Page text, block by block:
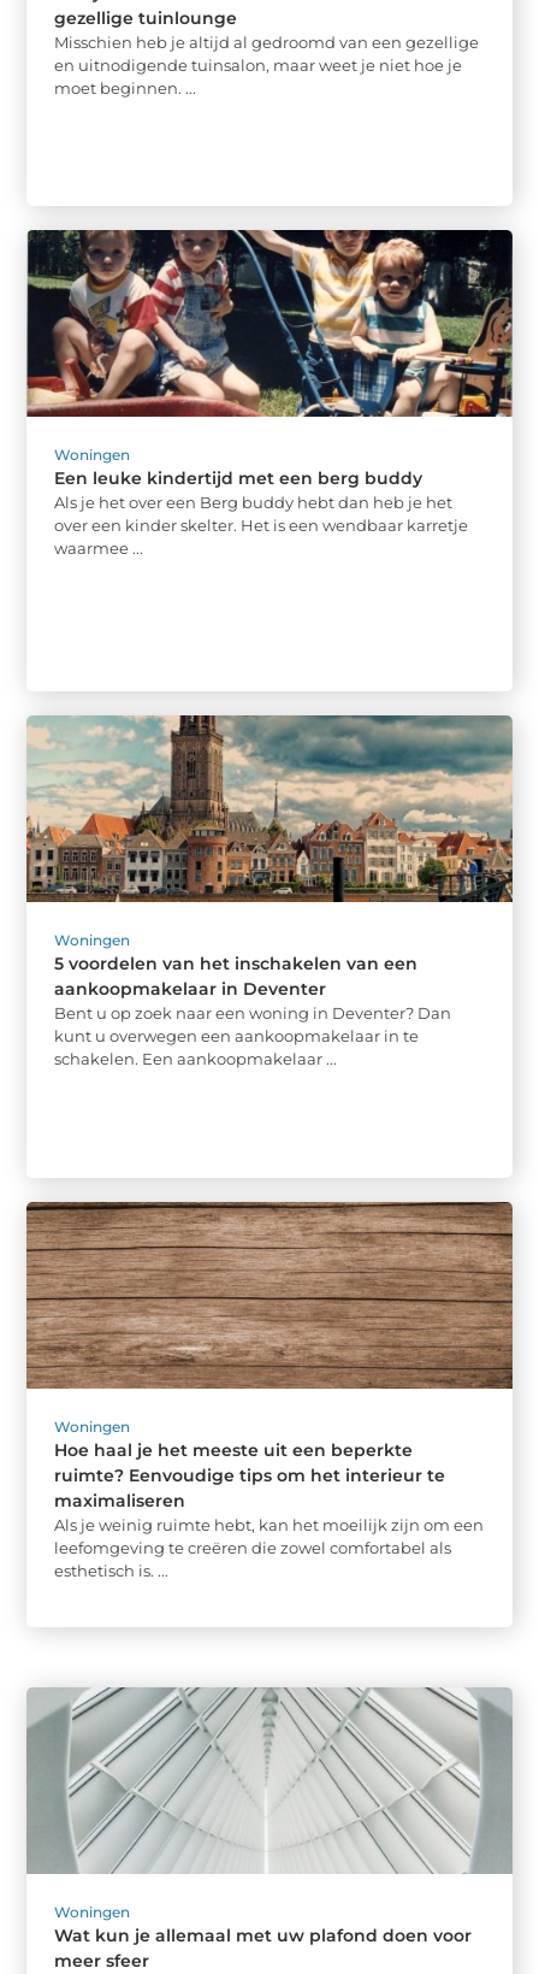
gezellige tuinlounge
Misschien heb je altijd al gedroomd van een gezellige
en uitnodigende tuinsalon, maar weet je niet hoe je
moet beginnen. ...
Woningen
Een leuke kindertijd met een berg buddy
Als je het over een Berg buddy hebt dan heb je het
over een kinder skelter. Het is een wendbaar karretje
waarmee ...
Woningen
5 voordelen van het inschakelen van een
aankoopmakelaar in Deventer
Bent u op zoek naar een woning in Deventer? Dan
kunt u overwegen een aankoopmakelaar in te
schakelen. Een aankoopmakelaar ...
Woningen
Hoe haal je het meeste uit een beperkte
ruimte? Eenvoudige tips om het interieur te
maximaliseren
Als je weinig ruimte hebt, kan het moeilijk zijn om een
leefomgeving te creëren die zowel comfortabel als
esthetisch is. ...
Woningen
Wat kun je allemaal met uw plafond doen voor
meer sfeer